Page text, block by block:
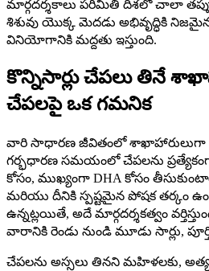
మార్గదర్శకాలు పరిమితి దిశలో చాలా
శిశువు యొక్క మెదడు అభివృద్ధికి
వినియోగానికి మద్దతు ఇస్తుంది.
కొన్నిసార్లు చేపలు తినే
చేపలపై ఒక గమనిక
వారి సాధారణ జీవితంలో శాఖాహారులుగా
గర్భధారణ సమయంలో చేపలను
కోసం, ముఖ్యంగా DHA కోసం
మరియు దీనికి స్పష్టమైన పోషక తర్కం
ఉన్నట్లయితే, అదే మార్గదర్శకత్వం
వారానికి రెండు నుండి మూడు సార్లు,
చేపలను అస్సలు తినని మహిళలకు,